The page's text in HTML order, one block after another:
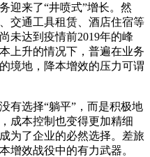
迎来了“井喷式”增长。然
交通工具租赁、酒店住宿等
未达到疫情前2019年的峰
上升的情况下，普遍在业务
境地，降本增效的压力可谓
有选择“躺平”，而是积极地
成本控制也变得更加精细
为了企业的必然选择。差旅
增效战役中的有力武器。